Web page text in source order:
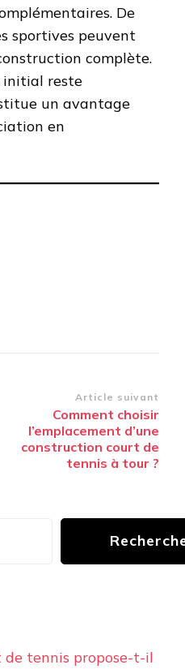
De
sportives peuvent
complète.
initial reste
un avantage
en
Article suivant
Comment choisir
l’emplacement d’une
construction court de
tennis à tour ?
tennis propose-t-il